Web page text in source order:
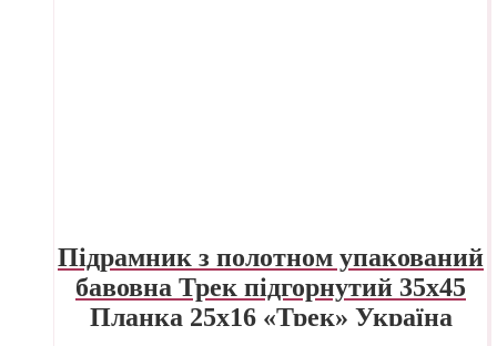
Підрамник з полотном упакований
бавовна Трек підгорнутий 35х45
Планка 25х16 «Трек» Україна